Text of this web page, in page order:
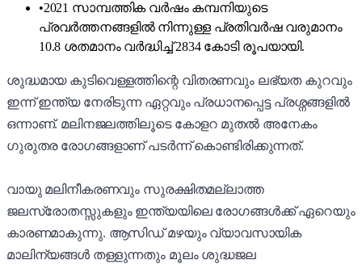
•2021 സാമ്പത്തിക വർഷം കമ്പനിയുടെ
പ്രവർത്തനങ്ങളിൽ നിന്നുള്ള പ്രതിവർഷ വരുമാനം
10.8 ശതമാനം വർദ്ധിച്ച് 2834 കോടി രൂപയായി.
ശുദ്ധമായ കുടിവെള്ളത്തിന്റെ വിതരണവും ലഭ്യത കുറവും
ഇന്ന് ഇന്ത്യ നേരിടുന്ന ഏറ്റവും പ്രധാനപ്പെട്ട പ്രശ്നങ്ങളിൽ
ഒന്നാണ്. മലിനജലത്തിലൂടെ കോളറ മുതൽ അനേകം
ഗുരുതര രോഗങ്ങളാണ് പടർന്ന് കൊണ്ടിരിക്കുന്നത്.
വായു മലിനീകരണവും സുരക്ഷിതമല്ലാത്ത
ജലസ്രോതസ്സുകളും ഇന്ത്യയിലെ രോഗങ്ങൾക്ക് ഏറെയും
കാരണമാകുന്നു. ആസിഡ് മഴയും വ്യാവസായിക
മാലിന്യങ്ങൾ തള്ളുന്നതും മൂലം ശുദ്ധജല